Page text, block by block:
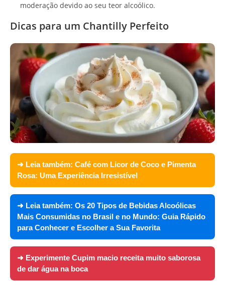
moderação devido ao seu teor alcoólico.
Dicas para um Chantilly Perfeito
➜ Leia também: Café com Licor de Coco e Pimenta
Rosa: Uma Experiência Irresistível
➜ Leia também: Os 20 Tipos de Bebidas Alcoólicas
Mais Consumidas no Brasil e no Mundo: Guia Rápido
para Conhecer e Escolher a Sua Favorita
➜ Experimente Cupim macio receita muito saborosa
de dar água na boca